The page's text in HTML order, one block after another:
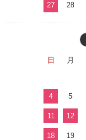
27 28
日 月
4 5
11 12
18 19